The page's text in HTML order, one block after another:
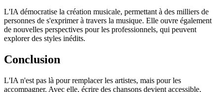
L'IA démocratise la création musicale, permettant à des milliers de
personnes de s'exprimer à travers la musique. Elle ouvre également
de nouvelles perspectives pour les professionnels, qui peuvent
explorer des styles inédits.
Conclusion
L'IA n'est pas là pour remplacer les artistes, mais pour les
accompagner. Avec elle, écrire des chansons devient accessible,